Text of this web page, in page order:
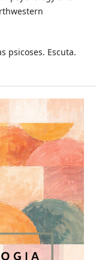
psicoses. Escuta.